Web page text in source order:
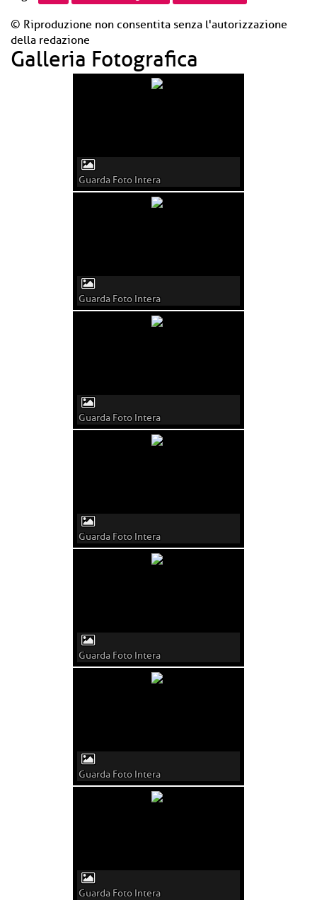
© Riproduzione non consentita senza l'autorizzazione
della redazione
Galleria Fotografica
Guarda Foto Intera
Guarda Foto Intera
Guarda Foto Intera
Guarda Foto Intera
Guarda Foto Intera
Guarda Foto Intera
Guarda Foto Intera